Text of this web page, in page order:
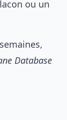
ou un
Database